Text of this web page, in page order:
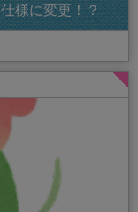
様に変更！？